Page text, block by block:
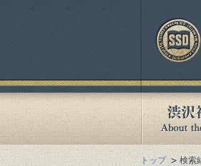
トップ 検索